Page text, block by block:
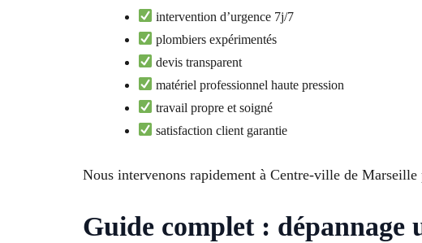
intervention d’urgence 7j/7
plombiers expérimentés
devis transparent
matériel professionnel haute pression
travail propre et soigné
satisfaction client garantie
Nous intervenons rapidement à Centre-ville de Marseille
Guide complet :